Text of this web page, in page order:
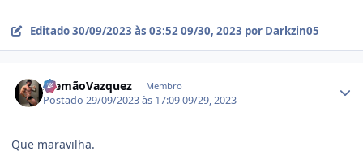
Editado30/09/2023 às 03:5209/30, 2023 por Darkzin05
AlemãoVazquez Membro
Postado29/09/2023 às 17:0909/29, 2023
Que maravilha.